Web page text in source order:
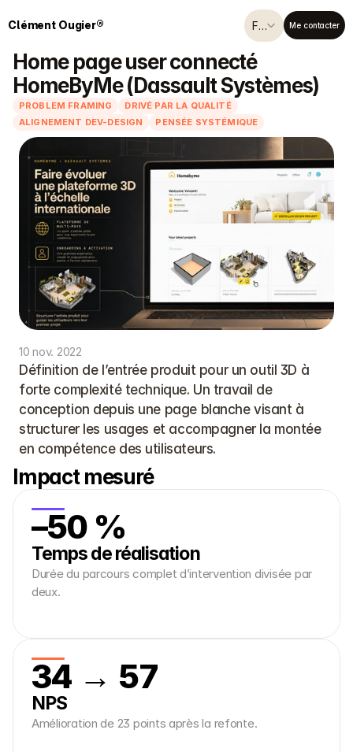
Clément Ougier®
Select Language
Français Me contacter
Home page user connecté
HomeByMe (Dassault Systèmes)
PROBLEM FRAMING
DRIVÉ PAR LA QUALITÉ
ALIGNEMENT DEV-DESIGN
PENSÉE SYSTÉMIQUE
10 nov. 2022
Définition de l’entrée produit pour un outil 3D à
forte complexité technique. Un travail de
conception depuis une page blanche visant à
structurer les usages et accompagner la montée
en compétence des utilisateurs.
Impact mesuré
–50 %
Temps de réalisation
Durée du parcours complet d’intervention divisée par
deux.
34 → 57
NPS
Amélioration de 23 points après la refonte.